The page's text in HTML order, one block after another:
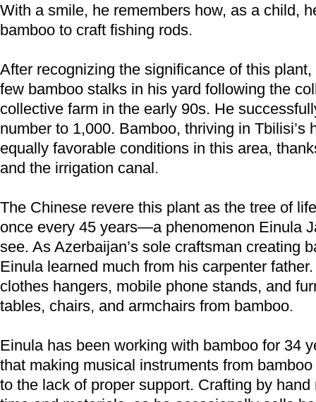
With a smile, he remembers how, as a child,
bamboo to craft fishing rods.
After recognizing the significance of this
few bamboo stalks in his yard following the
collective farm in the early 90s. He
number to 1,000. Bamboo, thriving in Tbilisi’s
equally favorable conditions in this area,
and the irrigation canal.
The Chinese revere this plant as the tree of
once every 45 years—a phenomenon Einula
see. As Azerbaijan’s sole craftsman creating
Einula learned much from his carpenter
clothes hangers, mobile phone stands, and
tables, chairs, and armchairs from bamboo.
Einula has been working with bamboo for 34
that making musical instruments from
to the lack of proper support. Crafting by hand